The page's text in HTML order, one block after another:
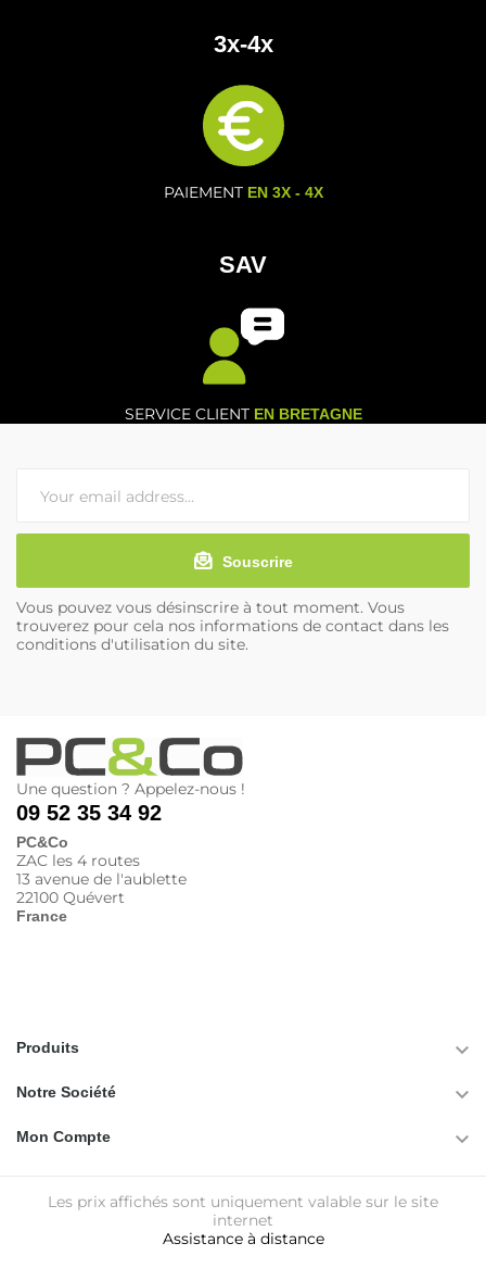
3x-4x
PAIEMENT EN 3X - 4X
SAV
SERVICE CLIENT EN BRETAGNE
Souscrire
Vous pouvez vous désinscrire à tout moment. Vous
trouverez pour cela nos informations de contact dans les
conditions d'utilisation du site.
Une question ? Appelez-nous !
09 52 35 34 92
PC&Co
ZAC les 4 routes
13 avenue de l'aublette
22100 Quévert
France
Produits 
Notre Société 
Mon Compte 
Les prix affichés sont uniquement valable sur le site
internet
Assistance à distance